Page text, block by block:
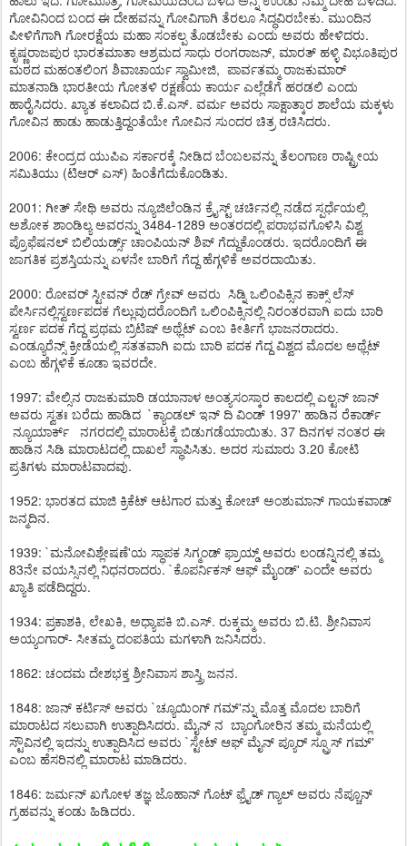
ಗೋವಿನಿಂದ ಬಂದ ಈ ದೇಹವನ್ನು ಗೋವಿಗಾಗಿ ತೆರಲೂ ಸಿದ್ಧವಿರಬೇಕು. ಮುಂದಿನ
ಪೀಳಿಗೆಗಾಗಿ ಗೋರಕ್ಷೆಯ ಮಹಾ ಸಂಕಲ್ಪ ತೊಡಬೇಕು ಎಂದು ಅವರು ಹೇಳಿದರು.
ಕೃಷ್ಣರಾಜಪುರ ಭಾರತಮಾತಾ ಆಶ್ರಮದ ಸಾಧು ರಂಗರಾಜನ್, ಮಾರತ್ ಹಳ್ಳಿ ವಿಭೂತಿಪುರ
ಮಠದ ಮಹಂತಲಿಂಗ ಶಿವಾಚಾರ್ಯ ಸ್ವಾಮೀಜಿ, ಪಾರ್ವತಮ್ಮ ರಾಜಕುಮಾರ್
ಮಾತನಾಡಿ ಭಾರತೀಯ ಗೋತಳಿ ರಕ್ಷಣೆಯ ಕಾರ್ಯ ಎಲ್ಲೆಡೆಗೆ ಹರಡಲಿ ಎಂದು
ಹಾರೈಸಿದರು. ಖ್ಯಾತ ಕಲಾವಿದ ಬಿ.ಕೆ.ಎಸ್. ವರ್ಮ ಅವರು ಸಾಕ್ಷಾತ್ಕಾರ ಶಾಲೆಯ ಮಕ್ಕಳು
ಗೋವಿನ ಹಾಡು ಹಾಡುತ್ತಿದ್ದಂತೆಯೇ ಗೋವಿನ ಸುಂದರ ಚಿತ್ರ ರಚಿಸಿದರು.
2006: ಕೇಂದ್ರದ ಯುಪಿಎ ಸರ್ಕಾರಕ್ಕೆ ನೀಡಿದ ಬೆಂಬಲವನ್ನು ತೆಲಂಗಾಣ ರಾಷ್ಟ್ರೀಯ
ಸಮಿತಿಯು (ಟಿಆರ್ ಎಸ್) ಹಿಂತೆಗೆದುಕೊಂಡಿತು.
2001: ಗೀತ್ ಸೇಥಿ ಅವರು ನ್ಯೂಜಿಲೆಂಡಿನ ಕ್ರೈಸ್ಟ್ ಚರ್ಚಿನಲ್ಲಿ ನಡೆದ ಸ್ಪರ್ಧೆಯಲ್ಲಿ
ಅಶೋಕ ಶಾಂಡಿಲ್ಯ ಅವರನ್ನು 3484-1289 ಅಂತರದಲ್ಲಿ ಪರಾಭವಗೊಳಿಸಿ ವಿಶ್ವ
ಪ್ರೊಫೆಷನಲ್ ಬಿಲಿಯರ್ಡ್ಸ್ ಚಾಂಪಿಯನ್ ಶಿಪ್ ಗೆದ್ದುಕೊಂಡರು. ಇದರೊಂದಿಗೆ ಈ
ಜಾಗತಿಕ ಪ್ರಶಸ್ತಿಯನ್ನು ಏಳನೇ ಬಾರಿಗೆ ಗೆದ್ದ ಹೆಗ್ಗಳಿಕೆ ಅವರದಾಯಿತು.
2000: ರೋವರ್ ಸ್ಟೀವನ್ ರೆಡ್ ಗ್ರೇವ್ ಅವರು ಸಿಡ್ನಿ ಒಲಿಂಪಿಕ್ಸಿನ ಕಾಕ್ಸ್ ಲೆಸ್
ಪೇರ್ಸಿನಲ್ಲಿಸ್ವರ್ಣಪದಕ ಗೆಲ್ಲುವುದರೊಂದಿಗೆ ಒಲಿಂಪಿಕ್ಸಿನಲ್ಲಿ ನಿರಂತರವಾಗಿ ಐದು ಬಾರಿ
ಸ್ವರ್ಣ ಪದಕ ಗೆದ್ದ ಪ್ರಥಮ ಬ್ರಿಟಿಷ್ ಅಥ್ಲೆಟ್ ಎಂಬ ಕೀರ್ತಿಗೆ ಭಾಜನರಾದರು.
ಎಂಡ್ಯೂರೆನ್ಸ್ ಕ್ರೀಡೆಯಲ್ಲಿ ಸತತವಾಗಿ ಐದು ಬಾರಿ ಪದಕ ಗೆದ್ದ ವಿಶ್ವದ ಮೊದಲ ಅಥ್ಲೆಟ್
ಎಂಬ ಹೆಗ್ಗಳಿಕೆ ಕೂಡಾ ಇವರದೇ.
1997: ವೇಲ್ಸಿನ ರಾಜಕುಮಾರಿ ಡಯಾನಾಳ ಅಂತ್ಯಸಂಸ್ಕಾರ ಕಾಲದಲ್ಲಿ ಎಲ್ಟನ್ ಜಾನ್
ಅವರು ಸ್ವತಃ ಬರೆದು ಹಾಡಿದ `ಕ್ಯಾಂಡಲ್ ಇನ್ ದಿ ವಿಂಡ್ 1997' ಹಾಡಿನ ರೆಕಾರ್ಡ್
ನ್ಯೂಯಾರ್ಕ್ ನಗರದಲ್ಲಿ ಮಾರಾಟಕ್ಕೆ ಬಿಡುಗಡೆಯಾಯಿತು. 37 ದಿನಗಳ ನಂತರ ಈ
ಹಾಡಿನ ಸಿಡಿ ಮಾರಾಟದಲ್ಲಿ ದಾಖಲೆ ಸ್ಥಾಪಿಸಿತು. ಅದರ ಸುಮಾರು 3.20 ಕೋಟಿ
ಪ್ರತಿಗಳು ಮಾರಾಟವಾದವು.
1952: ಭಾರತದ ಮಾಜಿ ಕ್ರಿಕೆಟ್ ಆಟಗಾರ ಮತ್ತು ಕೋಚ್ ಅಂಶುಮಾನ್ ಗಾಯಕವಾಡ್
ಜನ್ಮದಿನ.
1939: `ಮನೋವಿಶ್ಲೇಷಣೆ'ಯ ಸ್ಥಾಪಕ ಸಿಗ್ಮಂಡ್ ಫ್ರಾಯ್ಡ್ ಅವರು ಲಂಡನ್ನಿನಲ್ಲಿ ತಮ್ಮ
83ನೇ ವಯಸ್ಸಿನಲ್ಲಿ ನಿಧನರಾದರು. `ಕೊಪರ್ನಿಕಸ್ ಆಫ್ ಮೈಂಡ್' ಎಂದೇ ಅವರು
ಖ್ಯಾತಿ ಪಡೆದಿದ್ದರು.
1934: ಪ್ರಕಾಶಕಿ, ಲೇಖಕಿ, ಅಧ್ಯಾಪಕಿ ಬಿ.ಎಸ್. ರುಕ್ಕಮ್ಮ ಅವರು ಬಿ.ಟಿ. ಶ್ರೀನಿವಾಸ
ಅಯ್ಯಂಗಾರ್- ಸೀತಮ್ಮ ದಂಪತಿಯ ಮಗಳಾಗಿ ಜನಿಸಿದರು.
1862: ಚಂದಮ ದೇಶಭಕ್ತ ಶ್ರೀನಿವಾಸ ಶಾಸ್ತ್ರಿ ಜನನ.
1848: ಜಾನ್ ಕರ್ಟಿಸ್ ಅವರು `ಚ್ಯೂಯಿಂಗ್ ಗಮ್'ನ್ನು ಮೊತ್ತ ಮೊದಲ ಬಾರಿಗೆ
ಮಾರಾಟದ ಸಲುವಾಗಿ ಉತ್ಪಾದಿಸಿದರು. ಮೈನ್ ನ ಬ್ಯಾಂಗೋರಿನ ತಮ್ಮ ಮನೆಯಲ್ಲಿ
ಸ್ಟೌವಿನಲ್ಲಿ ಇದನ್ನು ಉತ್ಪಾದಿಸಿದ ಅವರು `ಸ್ಟೇಟ್ ಆಫ್ ಮೈನ್ ಪ್ಯೂರ್ ಸ್ಪ್ರೂಸ್ ಗಮ್'
ಎಂಬ ಹೆಸರಿನಲ್ಲಿ ಮಾರಾಟ ಮಾಡಿದರು.
1846: ಜರ್ಮನ್ ಖಗೋಳ ತಜ್ಞ ಜೊಹಾನ್ ಗೊಟ್ ಫ್ರೈಡ್ ಗ್ಯಾಲ್ ಅವರು ನೆಪ್ಚೂನ್
ಗ್ರಹವನ್ನು ಕಂಡು ಹಿಡಿದರು.